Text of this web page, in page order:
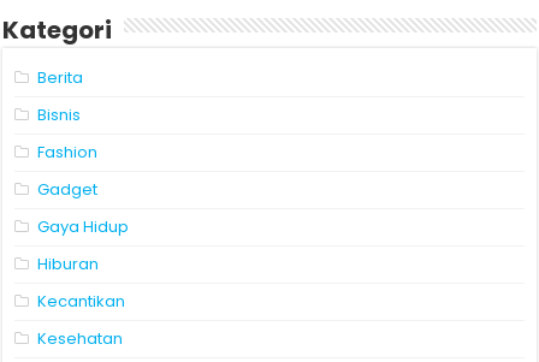
Kategori
Berita
Bisnis
Fashion
Gadget
Gaya Hidup
Hiburan
Kecantikan
Kesehatan